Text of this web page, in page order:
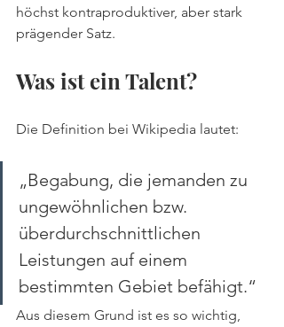
höchst kontraproduktiver, aber stark
prägender Satz.
Was ist ein Talent?
Die Definition bei Wikipedia lautet:
„Begabung, die jemanden zu
ungewöhnlichen bzw.
überdurchschnittlichen
Leistungen auf einem
bestimmten Gebiet befähigt.“
Aus diesem Grund ist es so wichtig,